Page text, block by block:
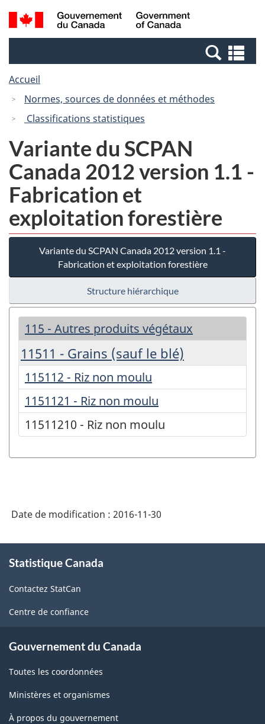
Passer
au
Passer
à
Canada
Recherche
et
et
Accueil
Normes, sources de données et méthodes
Classifications statistiques
Variante du SCPAN
Canada 2012 version 1.1 -
Fabrication et
exploitation forestière
Variante du SCPAN Canada 2012 version 1.1 -
Fabrication et exploitation forestière
Structure hiérarchique
115 - Autres produits végétaux
11511 - Grains (sauf le blé)
115112 - Riz non moulu
1151121 - Riz non moulu
11511210 - Riz non moulu
Date de modification : 2016-11-30
propos
ce
site
Statistique Canada
Contactez StatCan
Centre de confiance
Gouvernement du Canada
Toutes les coordonnées
Ministères et organismes
À propos du gouvernement